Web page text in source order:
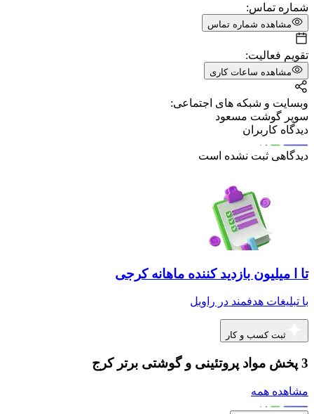
شماره تماس:
مشاهده شماره تماس
تقویم فعالیت:
مشاهده ساعات کاری
وبسایت و شبکه های اجتماعی:
سوپر گوشت مسعود
دیدگاه کاربران
دیدگاهی ثبت نشده است
تا ا میلیون بازدید کننده ماهانه کرجی
با تبلیغات هدفمند در راویل
ثبت کسب و کار
3 پخش مواد پروتئینی و گوشتی برتر کرج
مشاهده همه